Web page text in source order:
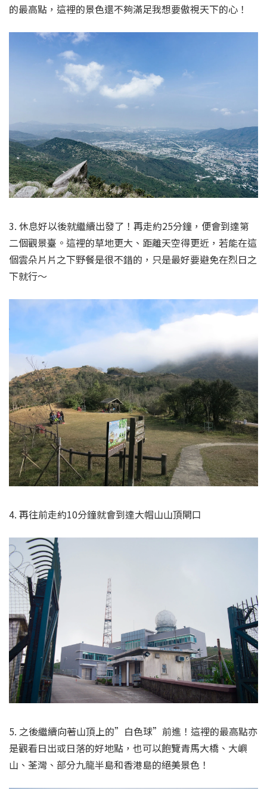
的最高點，這裡的景色還不夠滿足我想要傲視天下的心！
3. 休息好以後就繼續出發了！再走約25分鐘，便會到達第
二個觀景臺。這裡的草地更大、距離天空得更近，若能在這
個雲朵片片之下野餐是很不錯的，只是最好要避免在烈日之
下就行～
4. 再往前走約10分鐘就會到達大帽山山頂閘口
5. 之後繼續向著山頂上的”白色球”前進！這裡的最高點亦
是觀看日出或日落的好地點，也可以飽覽青馬大橋、大嶼
山、荃灣、部分九龍半島和香港島的絕美景色！